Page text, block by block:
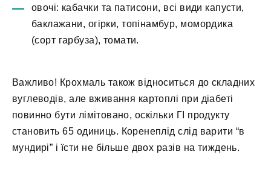
овочі: кабачки та патисони, всі види капусти,
баклажани, огірки, топінамбур, момордика
(сорт гарбуза), томати.
Важливо! Крохмаль також відноситься до складних
вуглеводів, але вживання картоплі при діабеті
повинно бути лімітовано, оскільки ГІ продукту
становить 65 одиниць. Коренеплід слід варити “в
мундирі” і їсти не більше двох разів на тиждень.